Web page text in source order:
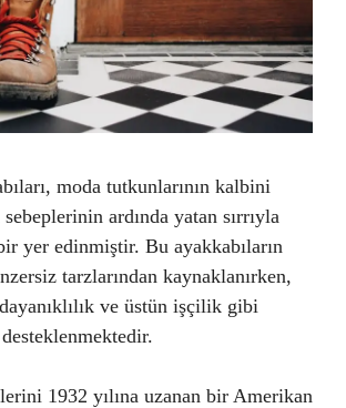
moda tutkunlarının kalbini
ardında yatan sırrıyla
yer edinmiştir. Bu ayakkabıların
tarzlarından kaynaklanırken,
ve üstün işçilik gibi
1932 yılına uzanan bir Amerikan